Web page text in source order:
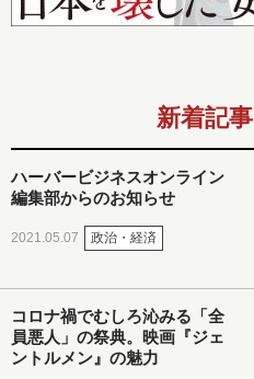
新着記事
ハーバービジネスオンライン
編集部からのお知らせ
2021.05.07 政治・経済
コロナ禍でむしろ沁みる「全
員悪人」の祭典。映画『ジェ
ントルメン』の魅力